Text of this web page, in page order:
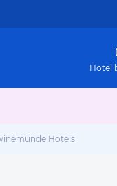
Hotel
Hotels